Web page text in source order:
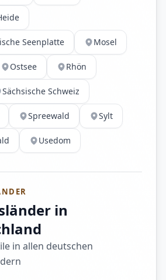
Seenplatte Mosel
Ostsee Rhön
Sächsische Schweiz
Spreewald Sylt
Usedom
in
in allen deutschen